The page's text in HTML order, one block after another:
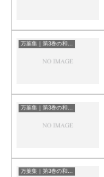
万葉集｜第3巻の和歌一覧
万葉集｜第3巻の和歌一覧
万葉集｜第3巻の和歌一覧